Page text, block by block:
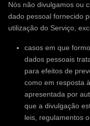
Nós não divulgamos ou
dado pessoal fornecido
utilização do Serviço,
casos em que
dados pessoais
para efeitos de
como em resposta
apresentada por
que a divulgação
leis, regulamentos